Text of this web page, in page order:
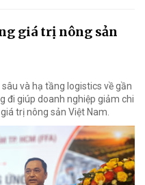
giá trị nông sản
và hạ tầng logistics về gần
đi giúp doanh nghiệp giảm chi
trị nông sản Việt Nam.